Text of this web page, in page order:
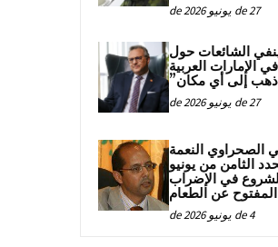
27 de يونيو de 2026
الشائعات حول
الإمارات العربية
إلى أي مكان”
27 de يونيو de 2026
الصحراوي النعمة
الثامن من يونيو
في الإضراب
المفتوح عن الطعام
4 de يونيو de 2026